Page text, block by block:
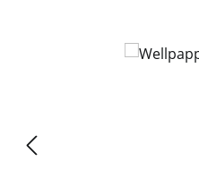
Bildergalerie überspringen